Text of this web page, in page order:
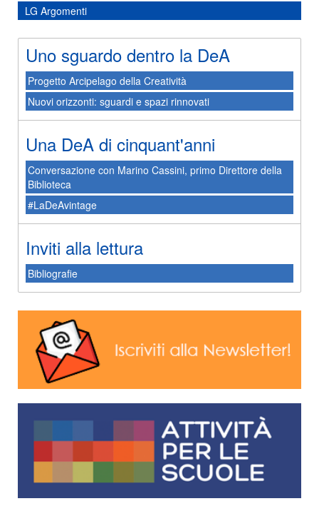
LG Argomenti
Uno sguardo dentro la DeA
Progetto Arcipelago della Creatività
Nuovi orizzonti: sguardi e spazi rinnovati
Una DeA di cinquant'anni
Conversazione con Marino Cassini, primo Direttore della
Biblioteca
#LaDeAvintage
Inviti alla lettura
Bibliografie